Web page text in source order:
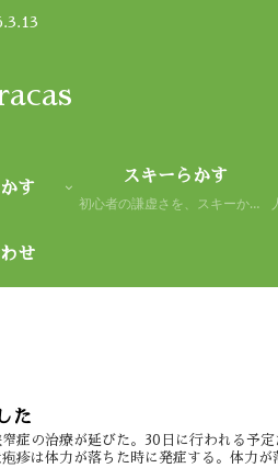
す
スキーらかす
初心者の謙虚さを、スキーから学ぶ。 人生もまた然り。
せ
た
症の治療が延びた。30日に行われる予定
疹は体力が落ちた時に発症する。体力が